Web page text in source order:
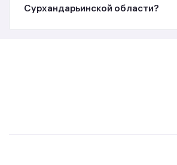
Сурхандарьинской области?